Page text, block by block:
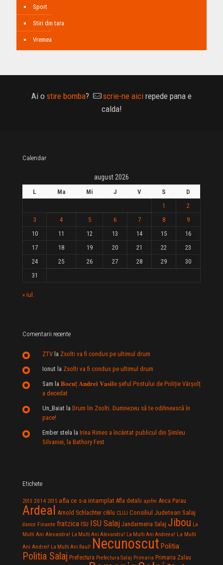
Sport
Stiri din tara
Vremea
Ai o stire bomba? scrie-ne aici repede pana e
calda!
Calendar
august 2026
L Ma Mi J V S
D
1
2
3
4 5 6 7 8
9
10
11 12 13 14 15
16
17
18 19 20 21 22
23
24
25 26 27 28 29
30
31
« iul.
Comentarii recente
ZTV la Zsolti va fi condus pe ultimul drum
Ionut la Zsolti va fi condus pe ultimul drum
Sam la 𝐁𝐨𝐜𝐮ț 𝐀𝐧𝐝𝐫𝐞𝐢 𝐕𝐚𝐬𝐢𝐥e şeful Postului de Poliție Vârșolț
a decedat
Un_Baiat la Drum lin Zsolti. Dumnezeu sã te odihneascã în
pace!
Ember stela la Irina Rimes a încântat publicul din Şimleu
Silvaniei, la Bathory Fest
Etichete
2013 2014 2015 afla ce s-a intamplat Afla detalii ajofm Anca Parau
Ardeal Arnold Schlachter c8ilu CLUJ Consiliul Judetean Salaj
dance Finante fratzica ISU ISU Salaj Jandarmeria Salaj Jibou La
Multi Ani Alexandra! La Multi Ani Alexandru! La Multi Ani Andreea! La Multi
Ani Andrei! La Multi Ani Raul! Necunoscut Politia
Politia Salaj Prefectura Prefectura Salaj Primaria Primaria Zalau